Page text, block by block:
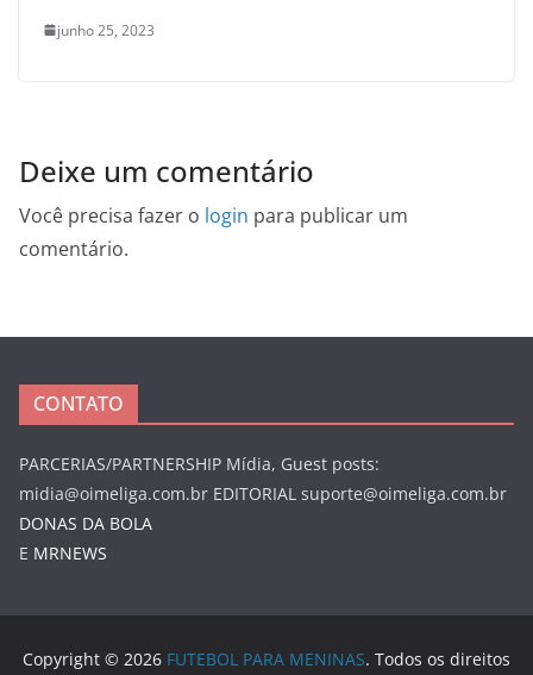
junho 25, 2023
Deixe um comentário
Você precisa fazer o login para publicar um
comentário.
CONTATO
PARCERIAS/PARTNERSHIP Mídia, Guest posts:
midia@oimeliga.com.br EDITORIAL suporte@oimeliga.com.br
DONAS DA BOLA
E MRNEWS
Copyright © 2026 FUTEBOL PARA MENINAS. Todos os direitos